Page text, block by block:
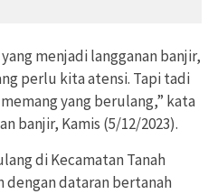
menjadi langganan banjir,
perlu kita atensi. Tapi tadi
yang berulang,” kata
banjir, Kamis (5/12/2023).
di Kecamatan Tanah
dataran bertanah